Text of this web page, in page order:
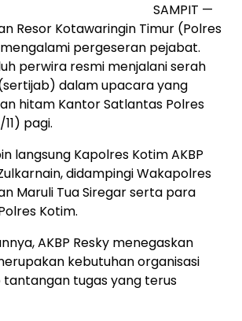
SAMPIT —
Resor Kotawaringin Timur (Polres
pergeseran pejabat.
perwira resmi menjalani serah
dalam upacara yang
hitam Kantor Satlantas Polres
pagi.
langsung Kapolres Kotim AKBP
didampingi Wakapolres
Maruli Tua Siregar serta para
Kotim.
AKBP Resky menegaskan
kebutuhan organisasi
tantangan tugas yang terus